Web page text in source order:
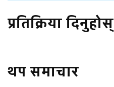
प्रतिक्रिया दिनुहोस्
थप समाचार